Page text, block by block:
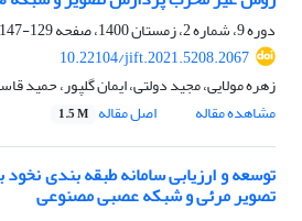
دوره 9، شماره 2، زمستان 1400، صفحه
129-147
10.22104/jift.2021.5208.2067
زهره مولایی، مجید دولتی، ایمان گلپور، حمید
مشاهده مقاله
اصل مقاله 1.5 M
توسعه و ارزیابی سامانه طبقه بندی
تصویر مرئی و شبکه عصبی مصنوعی